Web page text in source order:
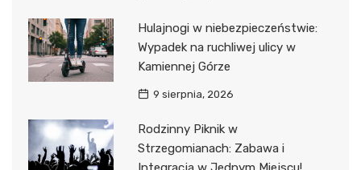
Hulajnogi w niebezpieczeństwie:
Wypadek na ruchliwej ulicy w
Kamiennej Górze
9 sierpnia, 2026
Rodzinny Piknik w
Strzegomianach: Zabawa i